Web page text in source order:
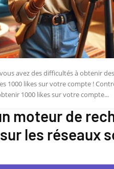
avez des difficultés à obtenir
1000 likes sur votre compte !
1000 likes sur votre compte...
moteur de
les réseaux